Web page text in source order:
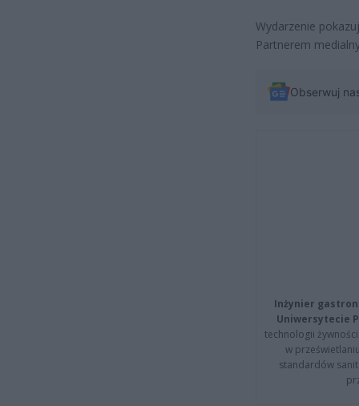
Wydarzenie
Partnerem
Obserwuj
Inżynier
Uniwersytecie
technologii
w
standardów